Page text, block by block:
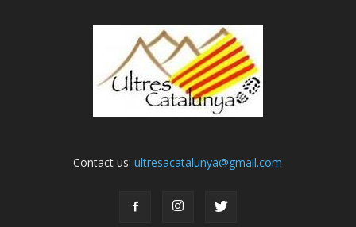
Contact us:ultresacatalunya@gmail.com